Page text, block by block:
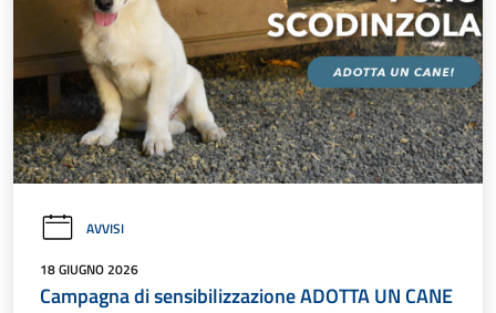
AVVISI
18 GIUGNO 2026
Campagna di sensibilizzazione ADOTTA UN CANE